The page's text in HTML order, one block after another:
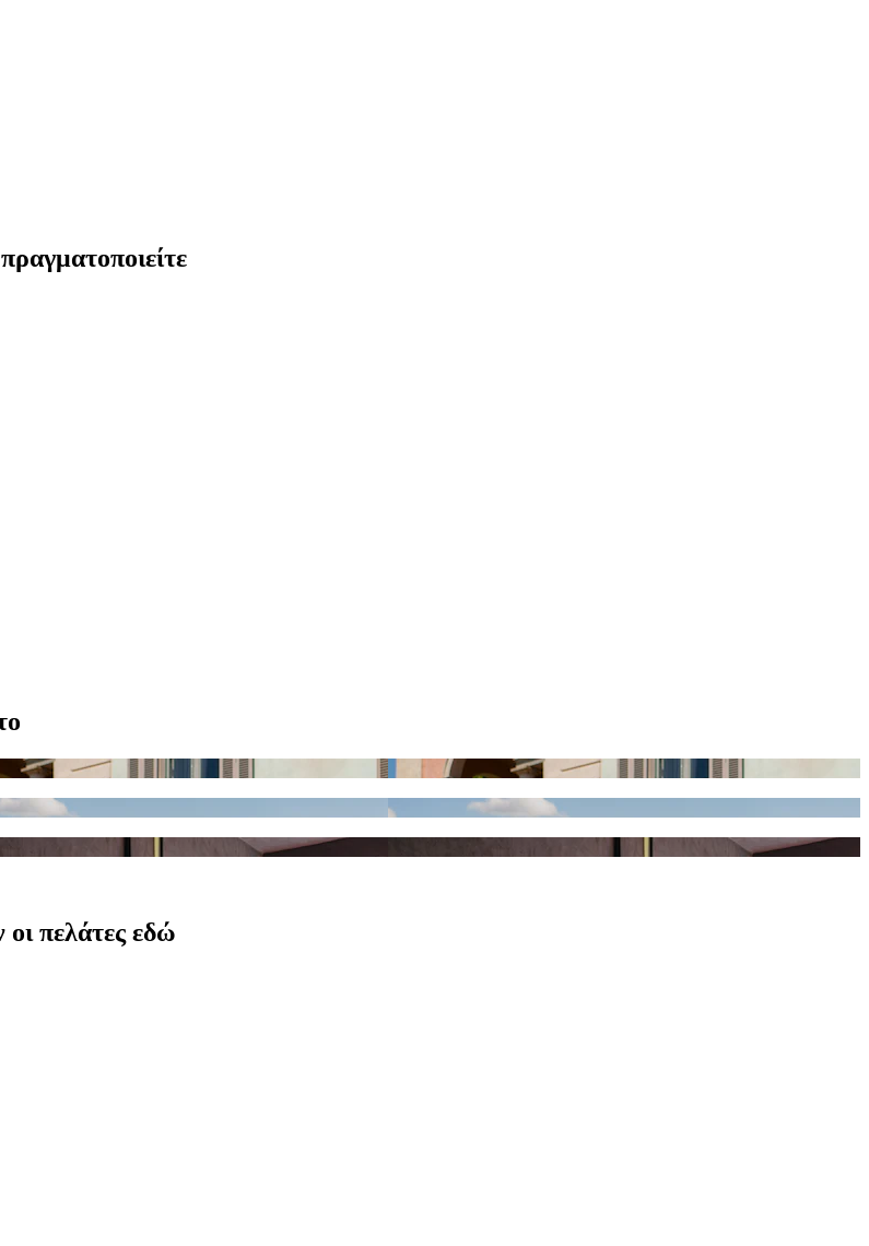
οι πελάτες εδώ